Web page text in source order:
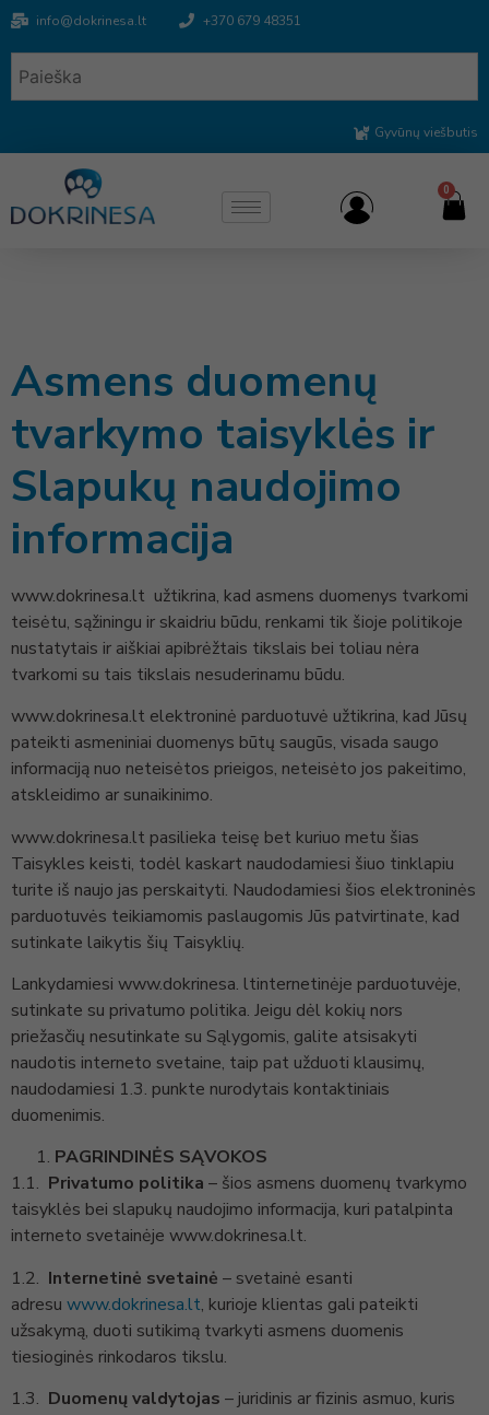
info@dokrinesa.lt +370 679 48351
Gyvūnų viešbutis
0
Asmens duomenų
tvarkymo taisyklės ir
Slapukų naudojimo
informacija
www.dokrinesa.lt užtikrina, kad asmens duomenys tvarkomi
teisėtu, sąžiningu ir skaidriu būdu, renkami tik šioje politikoje
nustatytais ir aiškiai apibrėžtais tikslais bei toliau nėra
tvarkomi su tais tikslais nesuderinamu būdu.
www.dokrinesa.lt elektroninė parduotuvė užtikrina, kad Jūsų
pateikti asmeniniai duomenys būtų saugūs, visada saugo
informaciją nuo neteisėtos prieigos, neteisėto jos pakeitimo,
atskleidimo ar sunaikinimo.
www.dokrinesa.lt pasilieka teisę bet kuriuo metu šias
Taisykles keisti, todėl kaskart naudodamiesi šiuo tinklapiu
turite iš naujo jas perskaityti. Naudodamiesi šios elektroninės
parduotuvės teikiamomis paslaugomis Jūs patvirtinate, kad
sutinkate laikytis šių Taisyklių.
Lankydamiesi www.dokrinesa. ltinternetinėje parduotuvėje,
sutinkate su privatumo politika. Jeigu dėl kokių nors
priežasčių nesutinkate su Sąlygomis, galite atsisakyti
naudotis interneto svetaine, taip pat užduoti klausimų,
naudodamiesi 1.3. punkte nurodytais kontaktiniais
duomenimis.
PAGRINDINĖS SĄVOKOS
1.1. Privatumo politika – šios asmens duomenų tvarkymo
taisyklės bei slapukų naudojimo informacija, kuri patalpinta
interneto svetainėje www.dokrinesa.lt.
1.2. Internetinė svetainė – svetainė esanti
adresu www.dokrinesa.lt, kurioje klientas gali pateikti
užsakymą, duoti sutikimą tvarkyti asmens duomenis
tiesioginės rinkodaros tikslu.
1.3. Duomenų valdytojas – juridinis ar fizinis asmuo, kuris